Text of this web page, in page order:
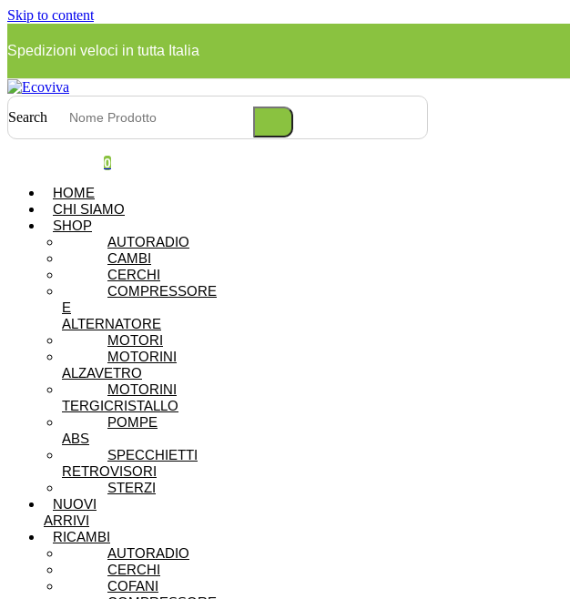
Skip to content
Spedizioni veloci in tutta Italia
Search
0
HOME
CHI SIAMO
SHOP
AUTORADIO
CAMBI
CERCHI
COMPRESSORE
E
ALTERNATORE
MOTORI
MOTORINI
ALZAVETRO
MOTORINI
TERGICRISTALLO
POMPE
ABS
SPECCHIETTI
RETROVISORI
STERZI
NUOVI
ARRIVI
RICAMBI
AUTORADIO
CERCHI
COFANI